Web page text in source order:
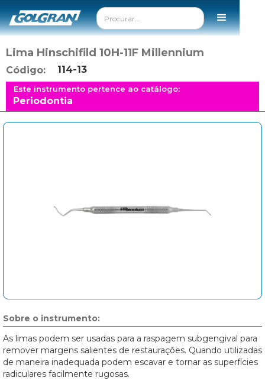
Lima Hinschifild 10H-11F Millennium
Código: 114-13
Este instrumento pertence ao catálogo:
Periodontia
Sobre o instrumento:
As limas podem ser usadas para a raspagem subgengival para
remover margens salientes de restaurações. Quando utilizadas
de maneira inadequada podem escavar e tornar as superfícies
radiculares facilmente rugosas.